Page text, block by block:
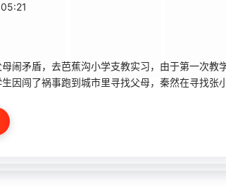
矛盾，去芭蕉沟小学支教实习，由于第一次教
因闯了祸事跑到城市里寻找父母，秦然在寻找张